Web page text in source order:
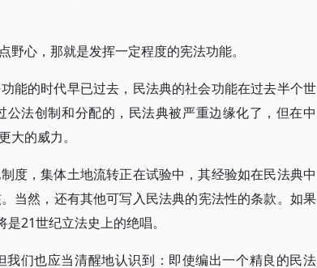
心，那就是发挥一定程度的宪法功能。
能的时代早已过去，民法典的社会功能在过去半个世
法创制和分配的，民法典被严重边缘化了，但在中
的威力。
度，集体土地流转正在试验中，其经验如在民法典中
当然，还有其他可写入民法典的宪法性的条款。如果
21世纪立法史上的绝唱。
们也应当清醒地认识到：即使编出一个精良的民法